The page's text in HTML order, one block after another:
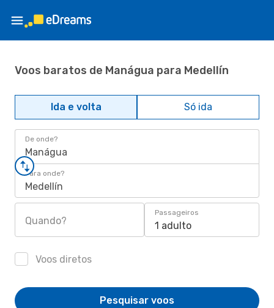
Voos baratos de Manágua para Medellín
Ida e volta Só ida
De onde?
Manágua
Para onde?
Medellín
Quando?
Passageiros
1 adulto
Voos diretos
Pesquisar voos